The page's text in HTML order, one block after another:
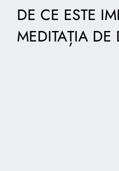
DE CE ESTE
MEDITAȚIA